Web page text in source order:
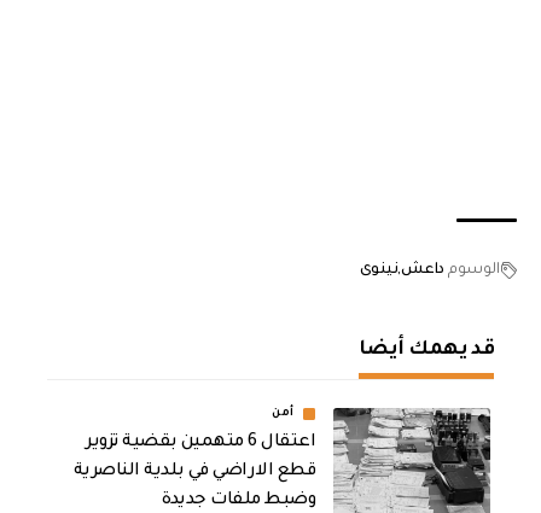
الوسوم داعشنينوى
قد يهمك أيضا
أمن
اعتقال 6 متهمين بقضية تزوير
قطع الاراضي في بلدية الناصرية
وضبط ملفات جديدة